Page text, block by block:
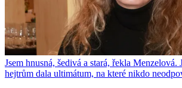
Jsem hnusná, šedivá a stará, řekla Menzelová.
hejtrům dala ultimátum, na které nikdo